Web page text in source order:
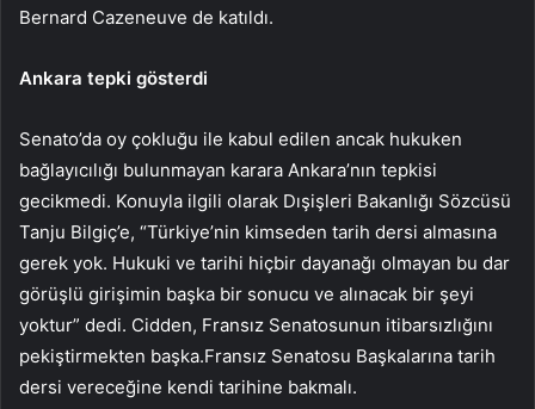
Bernard Cazeneuve de katıldı.
Ankara tepki gösterdi
Senato’da oy çokluğu ile kabul edilen ancak hukuken
bağlayıcılığı bulunmayan karara Ankara’nın tepkisi
gecikmedi. Konuyla ilgili olarak Dışişleri Bakanlığı Sözcüsü
Tanju Bilgiç’e, “Türkiye’nin kimseden tarih dersi almasına
gerek yok. Hukuki ve tarihi hiçbir dayanağı olmayan bu dar
görüşlü girişimin başka bir sonucu ve alınacak bir şeyi
yoktur” dedi. Cidden, Fransız Senatosunun itibarsızlığını
pekiştirmekten başka.Fransız Senatosu Başkalarına tarih
dersi vereceğine kendi tarihine bakmalı.